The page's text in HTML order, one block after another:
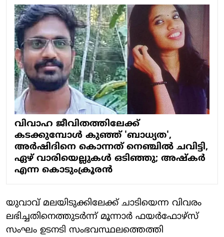
വിവാഹ ജീവിതത്തിലേക്ക്
കടക്കുമ്പോള്‍ കുഞ്ഞ് 'ബാധ്യത',
അര്‍ഷിദിനെ കൊന്നത് നെഞ്ചില്‍ ചവിട്ടി,
ഏഴ് വാരിയെല്ലുകള്‍ ഒടിഞ്ഞു; അഷ്‌കര്‍
എന്ന കൊടുംക്രൂരന്‍
യുവാവ് മലയിടുക്കിലേക്ക് ചാടിയെന്ന വിവരം
ലഭിച്ചതിനെത്തുടർന്ന് മൂന്നാർ ഫയർഫോഴ്സ്
സംഘം ഉടനടി സംഭവസ്ഥലത്തെത്തി